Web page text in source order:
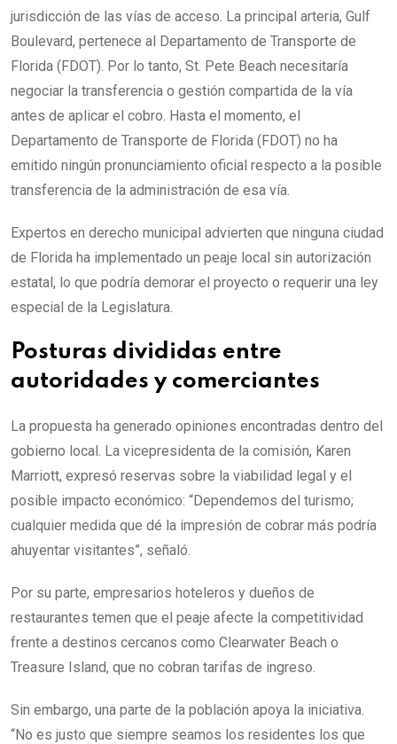
jurisdicción de las vías de acceso. La principal arteria, Gulf
Boulevard, pertenece al Departamento de Transporte de
Florida (FDOT). Por lo tanto, St. Pete Beach necesitaría
negociar la transferencia o gestión compartida de la vía
antes de aplicar el cobro. Hasta el momento, el
Departamento de Transporte de Florida (FDOT) no ha
emitido ningún pronunciamiento oficial respecto a la posible
transferencia de la administración de esa vía.
Expertos en derecho municipal advierten que ninguna ciudad
de Florida ha implementado un peaje local sin autorización
estatal, lo que podría demorar el proyecto o requerir una ley
especial de la Legislatura.
Posturas divididas entre
autoridades y comerciantes
La propuesta ha generado opiniones encontradas dentro del
gobierno local. La vicepresidenta de la comisión, Karen
Marriott, expresó reservas sobre la viabilidad legal y el
posible impacto económico: “Dependemos del turismo;
cualquier medida que dé la impresión de cobrar más podría
ahuyentar visitantes”, señaló.
Por su parte, empresarios hoteleros y dueños de
restaurantes temen que el peaje afecte la competitividad
frente a destinos cercanos como Clearwater Beach o
Treasure Island, que no cobran tarifas de ingreso.
Sin embargo, una parte de la población apoya la iniciativa.
“No es justo que siempre seamos los residentes los que